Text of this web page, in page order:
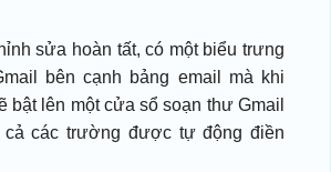
sửa hoàn tất, có một biểu trưng
bên cạnh bảng email mà khi
bật lên một cửa sổ soạn thư Gmail
các trường được tự động điền